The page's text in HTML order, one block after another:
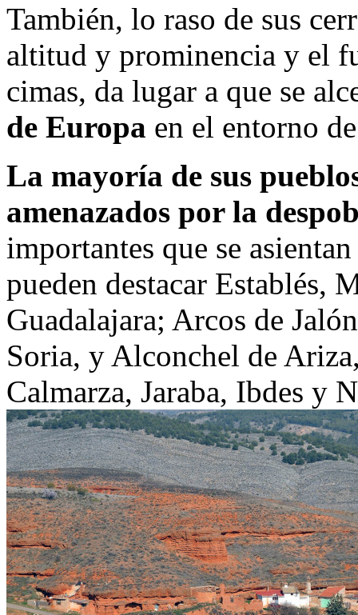
También, lo raso de sus
altitud y prominencia y el
cimas, da lugar a que se
de Europa en el entorno
La mayoría de sus
amenazados por la
importantes que se
pueden destacar Establés,
Guadalajara; Arcos de
Soria, y Alconchel de
Calmarza, Jaraba, Ibdes y